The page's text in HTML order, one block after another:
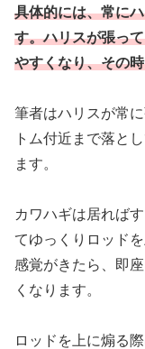
具体的には、常に
す。ハリスが張っ
やすくなり、その
筆者はハリスが常
トム付近まで落と
ます。
カワハギは居れば
てゆっくりロッド
感覚がきたら、即
くなります。
ロッドを上に煽る